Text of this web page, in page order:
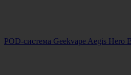
POD-система Geekvape Aegis Hero